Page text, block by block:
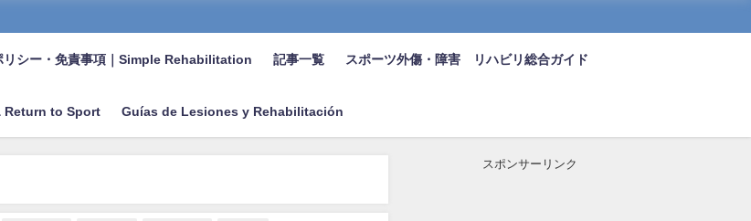
リシー・免責事項｜Simple Rehabilitation 記事一覧 スポーツ外傷・障害 リハビリ総合ガイド
to Sport Guías de Lesiones y Rehabilitación
スポンサーリンク